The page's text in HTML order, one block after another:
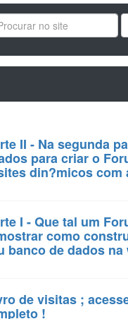
II - Na segunda
para criar o
din?micos com
I - Que tal um
como
de dados
de visitas ;
!